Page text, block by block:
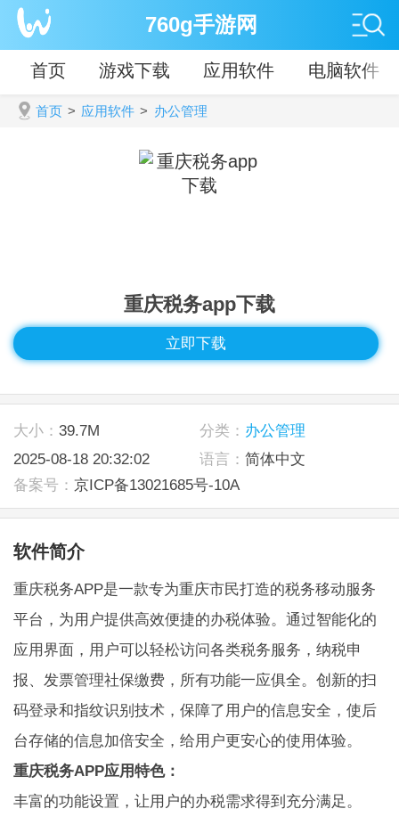
760g手游网
首页 游戏下载 应用软件 电脑软件
首页 > 应用软件 > 办公管理
重庆税务app下载
立即下载
大小： 39.7M 分类： 办公管理
2025-08-18 20:32:02
语言： 简体中文
备案号： 京ICP备13021685号-10A
软件简介
重庆税务APP是一款专为重庆市民打造的税务移动服务
平台，为用户提供高效便捷的办税体验。通过智能化的
应用界面，用户可以轻松访问各类税务服务，纳税申
报、发票管理社保缴费，所有功能一应俱全。创新的扫
码登录和指纹识别技术，保障了用户的信息安全，使后
台存储的信息加倍安全，给用户更安心的使用体验。
重庆税务APP应用特色：
丰富的功能设置，让用户的办税需求得到充分满足。